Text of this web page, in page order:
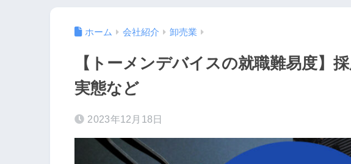
ホーム 会社紹介 卸売業
【トーメンデバイスの就職難易度】
実態など
2023年12月18日